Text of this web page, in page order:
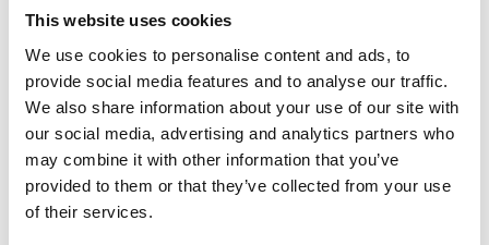
This website uses cookies
We use cookies to personalise content and ads, to
provide social media features and to analyse our traffic.
We also share information about your use of our site with
our social media, advertising and analytics partners who
may combine it with other information that you’ve
provided to them or that they’ve collected from your use
of their services.
Gode pensjons- og forsikringsordninger
En allsidig og selvstendig jobb i et motiverende miljø
Søknadsfrist 15.06.2025, søknader behandles
fortløpende.